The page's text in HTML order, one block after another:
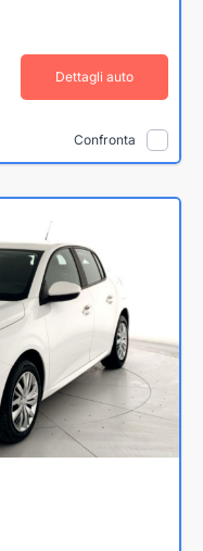
Dettagli auto
Confronta